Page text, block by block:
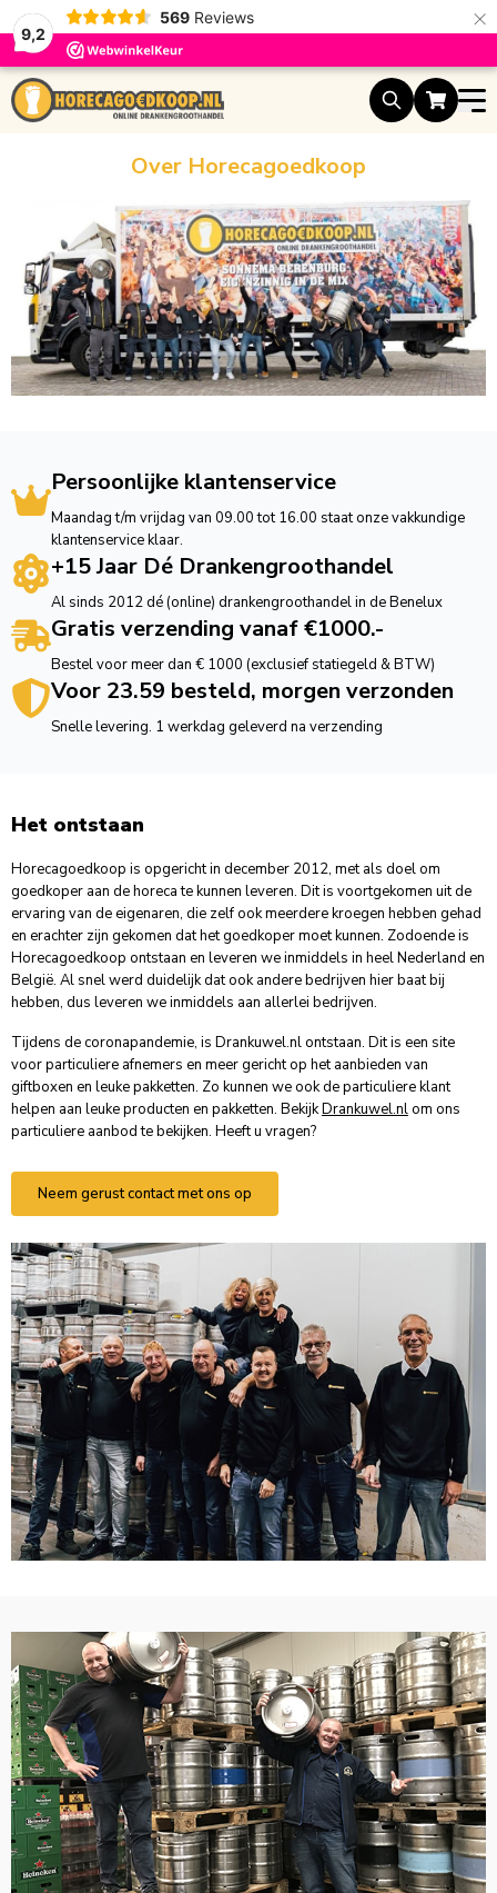
9,2
569 Reviews ×
Ga naar de inhoud
Over Horecagoedkoop
Persoonlijke klantenservice
Maandag t/m vrijdag van 09.00 tot 16.00 staat onze vakkundige
klantenservice klaar.
+15 Jaar Dé Drankengroothandel
Al sinds 2012 dé (online) drankengroothandel in de Benelux
Gratis verzending vanaf €1000.-
Bestel voor meer dan € 1000 (exclusief statiegeld & BTW)
Voor 23.59 besteld, morgen verzonden
Snelle levering. 1 werkdag geleverd na verzending
Het ontstaan
Horecagoedkoop is opgericht in december 2012, met als doel om
goedkoper aan de horeca te kunnen leveren. Dit is voortgekomen uit de
ervaring van de eigenaren, die zelf ook meerdere kroegen hebben gehad
en erachter zijn gekomen dat het goedkoper moet kunnen. Zodoende is
Horecagoedkoop ontstaan en leveren we inmiddels in heel Nederland en
België. Al snel werd duidelijk dat ook andere bedrijven hier baat bij
hebben, dus leveren we inmiddels aan allerlei bedrijven.
Tijdens de coronapandemie, is Drankuwel.nl ontstaan. Dit is een site
voor particuliere afnemers en meer gericht op het aanbieden van
giftboxen en leuke pakketten. Zo kunnen we ook de particuliere klant
helpen aan leuke producten en pakketten. BekijkDrankuwel.nlom ons
particuliere aanbod te bekijken. Heeft u vragen?
Neem gerust contact met ons op